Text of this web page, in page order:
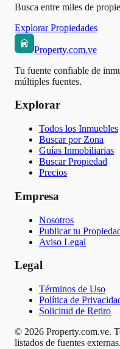
Busca entre miles de
Explorar Propiedades
Property.com.ve
Tu fuente confiable de
múltiples fuentes.
Explorar
Todos los Inmuebles
Buscar por Zona
Guías Inmobiliarias
Buscar Propiedad
Precios
Empresa
Nosotros
Publicar tu
Aviso Legal
Legal
Términos de Uso
Política de
Solicitud de Retiro
© 2026 Property.com.ve.
listados de fuentes